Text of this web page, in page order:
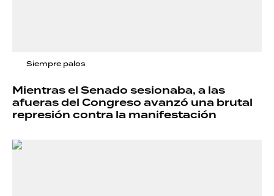
Siempre palos
Mientras el Senado sesionaba, a las
afueras del Congreso avanzó una brutal
represión contra la manifestación